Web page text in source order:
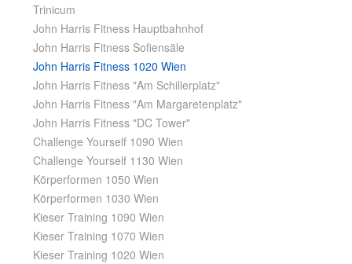
Trinicum
John Harris Fitness Hauptbahnhof
John Harris Fitness Sofiensäle
John Harris Fitness 1020 Wien
John Harris Fitness "Am Schillerplatz"
John Harris Fitness "Am Margaretenplatz"
John Harris Fitness "DC Tower"
Challenge Yourself 1090 Wien
Challenge Yourself 1130 Wien
Körperformen 1050 Wien
Körperformen 1030 Wien
Kieser Training 1090 Wien
Kieser Training 1070 Wien
Kieser Training 1020 Wien